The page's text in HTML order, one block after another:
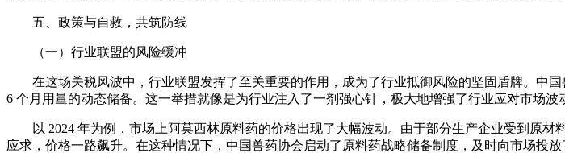
五、政策与自救，共筑防线
（一）行业联盟的风险缓冲
在这场关税风波中，行业联盟发挥了至关重要的作用，成为了行业抵御风险的坚固盾牌。中
6 个月用量的动态储备。这一举措就像是为行业注入了一剂强心针，极大地增强了行业应对市场波
以 2024 年为例，市场上阿莫西林原料药的价格出现了大幅波动。由于部分生产企业受到原
应求，价格一路飙升。在这种情况下，中国兽药协会启动了原料药战略储备制度，及时向市场投